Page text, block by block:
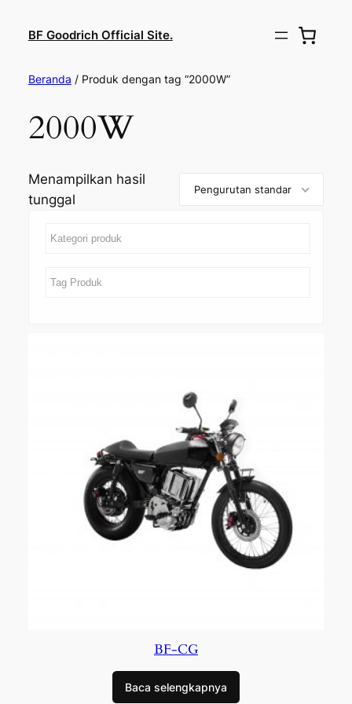
BF Goodrich Official Site.
Beranda / Produk dengan tag “2000W”
2000W
Menampilkan hasil
tunggal
Pengurutan standar
BF-CG
Baca selengkapnya